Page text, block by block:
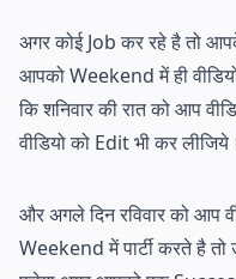
अगर कोई Job कर रहे है तो
आपको Weekend में ही
कि शनिवार की रात को आप
वीडियो को Edit भी कर लीजिये।
और अगले दिन रविवार को आप
Weekend में पार्टी करते है